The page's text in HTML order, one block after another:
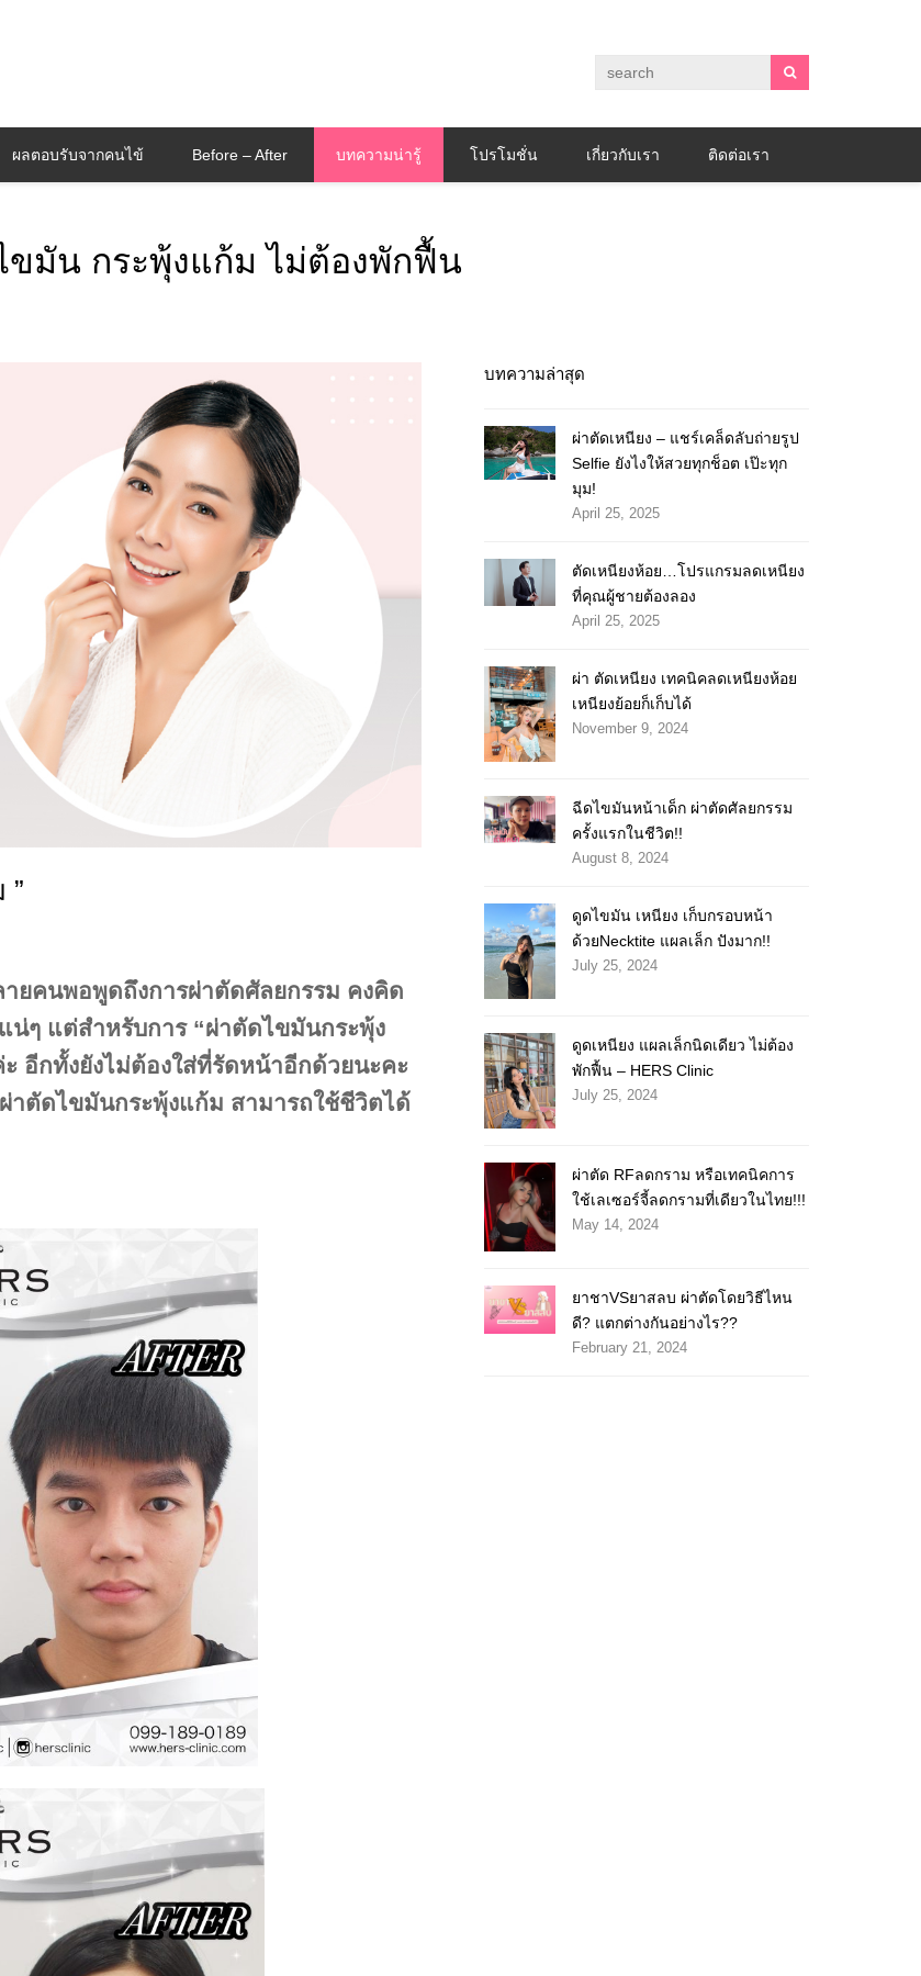
ผลตอบรับจากคนไข้ Before – After บทความน่ารู้ โปรโมชั่น เกี่ยวกับเรา ติดต่อเรา
ขมัน กระพุ้งแก้ม ไม่ต้องพักฟื้น
”
ยคนพอพูดถึงการผ่าตัดศัลยกรรม คงคิด
น่ๆ แต่สำหรับการ “ผ่าตัดไขมันกระพุ้ง
อีกทั้งยังไม่ต้องใส่ที่รัดหน้าอีกด้วยนะคะ
ตัดไขมันกระพุ้งแก้ม สามารถใช้ชีวิตได้
บทความล่าสุด
ผ่าตัดเหนียง – แชร์เคล็ดลับถ่ายรูป
Selfie ยังไงให้สวยทุกช็อต เป๊ะทุก
มุม!
April 25, 2025
ตัดเหนียงห้อย…โปรแกรมลดเหนียง
ที่คุณผู้ชายต้องลอง
April 25, 2025
ผ่า ตัดเหนียง เทคนิคลดเหนียงห้อย
เหนียงย้อยก็เก็บได้
November 9, 2024
ฉีดไขมันหน้าเด็ก ผ่าตัดศัลยกรรม
ครั้งแรกในชีวิต!!
August 8, 2024
ดูดไขมัน เหนียง เก็บกรอบหน้า
ด้วยNecktite แผลเล็ก ปังมาก!!
July 25, 2024
ดูดเหนียง แผลเล็กนิดเดียว ไม่ต้อง
พักฟื้น – HERS Clinic
July 25, 2024
ผ่าตัด RFลดกราม หรือเทคนิคการ
ใช้เลเซอร์จี้ลดกรามที่เดียวในไทย!!!
May 14, 2024
ยาชาVSยาสลบ ผ่าตัดโดยวิธีไหน
ดี? แตกต่างกันอย่างไร??
February 21, 2024